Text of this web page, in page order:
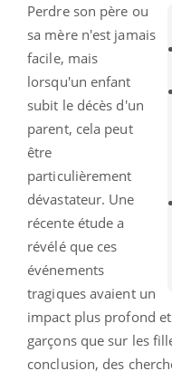
Perdre son père ou
sa mère n'est jamais
facile, mais
lorsqu'un enfant
subit le décès d'un
parent, cela peut
être
particulièrement
dévastateur. Une
récente étude a
révélé que ces
événements
tragiques avaient un
impact plus profond
garçons que sur les
conclusion, des